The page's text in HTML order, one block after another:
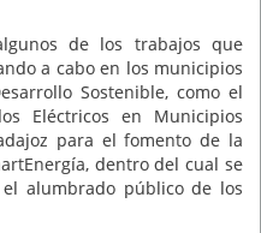
de los trabajos que
a cabo en los municipios
Sostenible, como el
Eléctricos en Municipios
para el fomento de la
dentro del cual se
alumbrado público de los